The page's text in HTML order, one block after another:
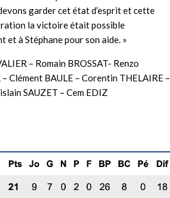
garder cet état d’esprit et cette
la victoire était possible
et à Stéphane pour son aide. »
– Romain BROSSAT- Renzo
Clément BAULE – Corentin THELAIRE –
SAUZET – Cem EDIZ